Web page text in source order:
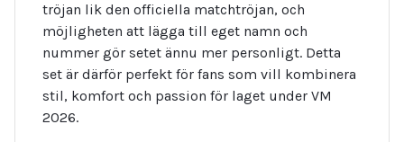
tröjan lik den officiella matchtröjan, och
möjligheten att lägga till eget namn och
nummer gör setet ännu mer personligt. Detta
set är därför perfekt för fans som vill kombinera
stil, komfort och passion för laget under VM
2026.